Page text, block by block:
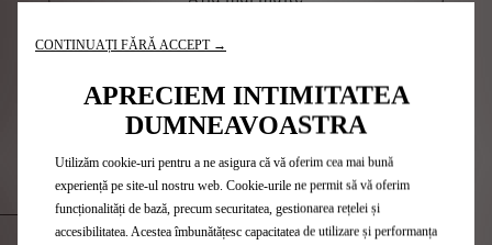
SERVICII PERSONALIZATE
CONTINUAȚI FĂRĂ ACCEPT →
APRECIEM INTIMITATEA
DUMNEAVOASTRA
Utilizăm cookie-uri pentru a ne asigura că vă oferim cea mai bună
experiență pe site-ul nostru web. Cookie-urile ne permit să vă oferim
funcționalități de bază, precum securitatea, gestionarea rețelei și
accesibilitatea. Acestea îmbunătățesc capacitatea de utilizare și performanța